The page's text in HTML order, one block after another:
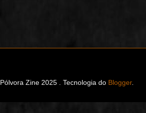
Pólvora Zine 2025 . Tecnologia do Blogger.